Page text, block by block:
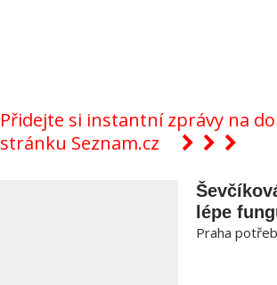
Přidejte si instantní zprávy na
stránku Seznam.cz
lépe
Praha